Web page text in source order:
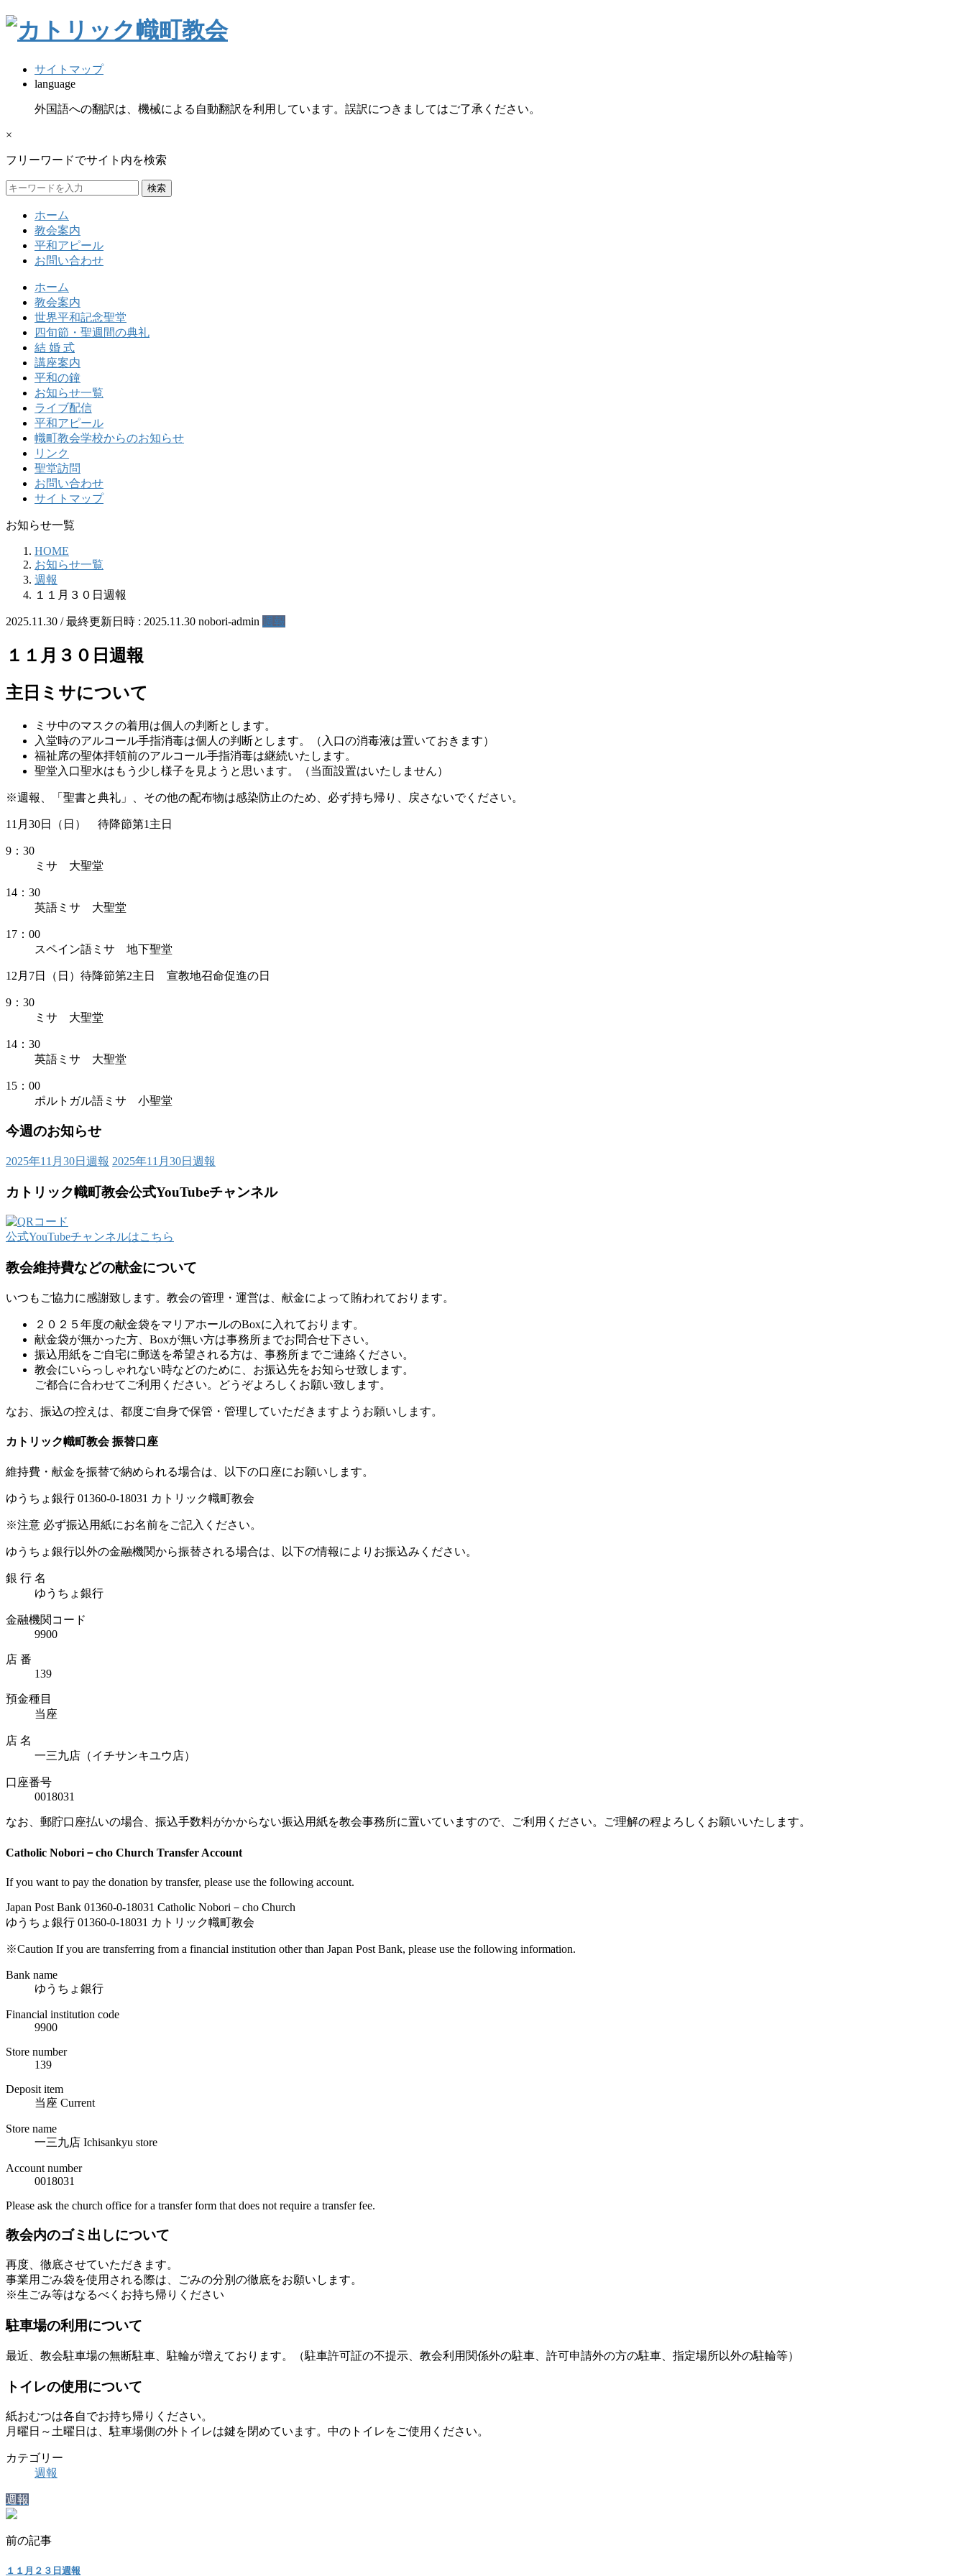
コ
プ
ナ
動
サイトマップ
language
外国語への翻訳は、機械による自動翻訳を利用しています。誤訳につきましてはご了承ください。
×
フリーワードでサイト内を検索
検
ホーム
教会案内
平和アピール
お問い合わせ
ホーム
教会案内
世界平和記念聖堂
四旬節・聖週間の典礼
結 婚 式
講座案内
平和の鐘
お知らせ一覧
ライブ配信
平和アピール
幟町教会学校からのお知らせ
リンク
聖堂訪問
お問い合わせ
サイトマップ
お知らせ一覧
HOME
お知らせ一覧
週報
１１月３０日週報
2025.11.30 / 最終更新日時 : 2025.11.30 nobori-admin 週報
１１月３０日週報
主日ミサについて
ミサ中のマスクの着用は個人の判断とします。
入堂時のアルコール手指消毒は個人の判断とします。（入口の消毒液は置いておきます）
福祉席の聖体拝領前のアルコール手指消毒は継続いたします。
聖堂入口聖水はもう少し様子を見ようと思います。（当面設置はいたしません）
※週報、「聖書と典礼」、その他の配布物は感染防止のため、必ず持ち帰り、戻さないでください。
11月30日（日） 待降節第1主日
9：30
ミサ 大聖堂
14：30
英語ミサ 大聖堂
17：00
スペイン語ミサ 地下聖堂
12月7日（日）待降節第2主日 宣教地召命促進の日
9：30
ミサ 大聖堂
14：30
英語ミサ 大聖堂
15：00
ポルトガル語ミサ 小聖堂
今週のお知らせ
2025年11月30日週報 2025年11月30日週報
カトリック幟町教会公式YouTubeチャンネル
公式YouTubeチャンネルはこちら
教会維持費などの献金について
いつもご協力に感謝致します。教会の管理・運営は、献金によって賄われております。
２０２５年度の献金袋をマリアホールのBoxに入れております。
献金袋が無かった方、Boxが無い方は事務所までお問合せ下さい。
振込用紙をご自宅に郵送を希望される方は、事務所までご連絡ください。
教会にいらっしゃれない時などのために、お振込先をお知らせ致します。
ご都合に合わせてご利用ください。どうぞよろしくお願い致します。
なお、振込の控えは、都度ご自身で保管・管理していただきますようお願いします。
カトリック幟町教会 振替口座
維持費・献金を振替で納められる場合は、以下の口座にお願いします。
ゆうちょ銀行 01360-0-18031 カトリック幟町教会
※注意 必ず振込用紙にお名前をご記入ください。
ゆうちょ銀行以外の金融機関から振替される場合は、以下の情報によりお振込みください。
銀 行 名
ゆうちょ銀行
金融機関コード
9900
店 番
139
預金種目
当座
店 名
一三九店（イチサンキユウ店）
口座番号
0018031
なお、郵貯口座払いの場合、振込手数料がかからない振込用紙を教会事務所に置いていますので、ご利用ください。ご理解の程よろしくお願いいたします。
Catholic Nobori－cho Church Transfer Account
If you want to pay the donation by transfer, please use the following account.
Japan Post Bank 01360-0-18031 Catholic Nobori－cho Church
ゆうちょ銀行 01360-0-18031 カトリック幟町教会
※Caution If you are transferring from a financial institution other than Japan Post Bank, please use the following information.
Bank name
ゆうちょ銀行
Financial institution code
9900
Store number
139
Deposit item
当座 Current
Store name
一三九店 Ichisankyu store
Account number
0018031
Please ask the church office for a transfer form that does not require a transfer fee.
教会内のゴミ出しについて
再度、徹底させていただきます。
事業用ごみ袋を使用される際は、ごみの分別の徹底をお願いします。
※生ごみ等はなるべくお持ち帰りください
駐車場の利用について
最近、教会駐車場の無断駐車、駐輪が増えております。（駐車許可証の不提示、教会利用関係外の駐車、許可申請外の方の駐車、指定場所以外の駐輪等）
トイレの使用について
紙おむつは各自でお持ち帰りください。
月曜日～土曜日は、駐車場側の外トイレは鍵を閉めています。中のトイレをご使用ください。
カテゴリー
週報
週報
前の記事
１１月２３日週報